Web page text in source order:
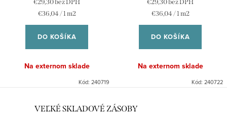
€29,30 bez DPH
Jednotková
cena:
€36,04 / 1 m2
DO KOŠÍKA
Na externom sklade
Kód: 240719
€29,30 bez DPH
Jednotková
cena:
€36,04 / 1 m2
DO KOŠÍKA
Na externom sklade
Kód: 240722
VEĽKÉ SKLADOVÉ ZÁSOBY